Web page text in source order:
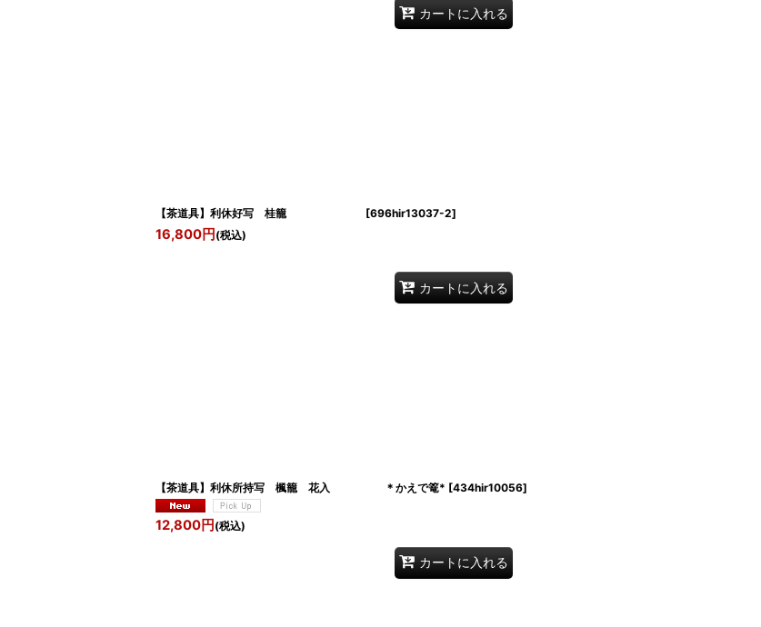
カートに入れる
【茶道具】利休好写 桂籠 [696hir13037-2]
16,800円 (税込)
カートに入れる
【茶道具】利休所持写 楓籠 花入 ＊かえで篭* [434hir10056]
12,800円 (税込)
カートに入れる